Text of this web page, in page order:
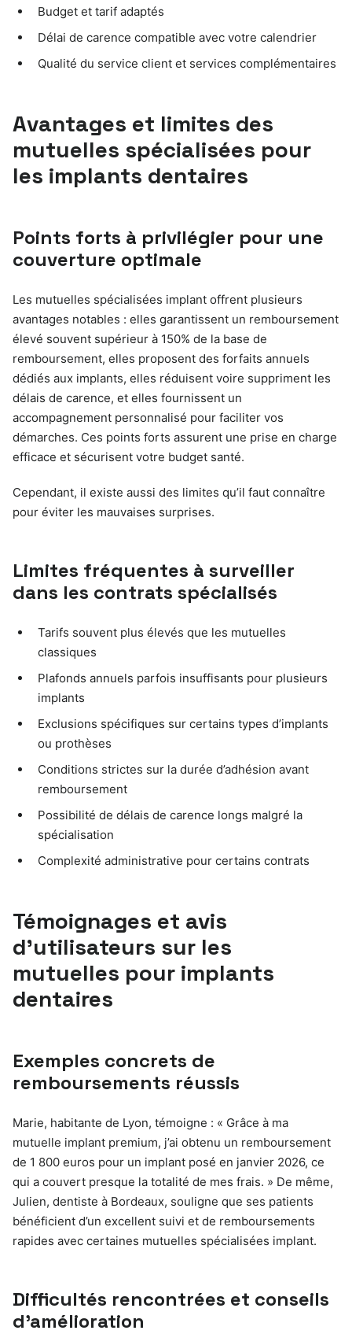
Budget et tarif adaptés
Délai de carence compatible avec votre calendrier
Qualité du service client et services complémentaires
Avantages et limites des
mutuelles spécialisées pour
les implants dentaires
Points forts à privilégier pour une
couverture optimale
Les mutuelles spécialisées implant offrent plusieurs
avantages notables : elles garantissent un remboursement
élevé souvent supérieur à 150% de la base de
remboursement, elles proposent des forfaits annuels
dédiés aux implants, elles réduisent voire suppriment les
délais de carence, et elles fournissent un
accompagnement personnalisé pour faciliter vos
démarches. Ces points forts assurent une prise en charge
efficace et sécurisent votre budget santé.
Cependant, il existe aussi des limites qu’il faut connaître
pour éviter les mauvaises surprises.
Limites fréquentes à surveiller
dans les contrats spécialisés
Tarifs souvent plus élevés que les mutuelles
classiques
Plafonds annuels parfois insuffisants pour plusieurs
implants
Exclusions spécifiques sur certains types d’implants
ou prothèses
Conditions strictes sur la durée d’adhésion avant
remboursement
Possibilité de délais de carence longs malgré la
spécialisation
Complexité administrative pour certains contrats
Témoignages et avis
d’utilisateurs sur les
mutuelles pour implants
dentaires
Exemples concrets de
remboursements réussis
Marie, habitante de Lyon, témoigne : « Grâce à ma
mutuelle implant premium, j’ai obtenu un remboursement
de 1 800 euros pour un implant posé en janvier 2026, ce
qui a couvert presque la totalité de mes frais. » De même,
Julien, dentiste à Bordeaux, souligne que ses patients
bénéficient d’un excellent suivi et de remboursements
rapides avec certaines mutuelles spécialisées implant.
Difficultés rencontrées et conseils
d’amélioration